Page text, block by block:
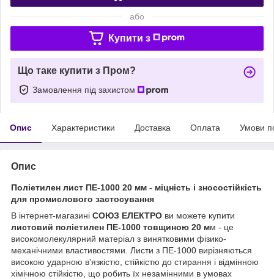
або
Купити з
Що таке купити з Пром?
Замовлення під захистом
Опис Характеристики Доставка Оплата Умови
Опис
Поліетилен лист ПЕ-1000 20 мм - міцність і зносостійкість
для промислового застосування
В інтернет-магазині СОЮЗ ЕЛЕКТРО ви можете купити
листовий поліетилен ПЕ-1000 товщиною 20 мм - це
високомолекулярний матеріал з винятковими фізико-
механічними властивостями. Листи з ПЕ-1000 вирізняються
високою ударною в'язкістю, стійкістю до стирання і відмінною
хімічною стійкістю, що робить їх незамінними в умовах